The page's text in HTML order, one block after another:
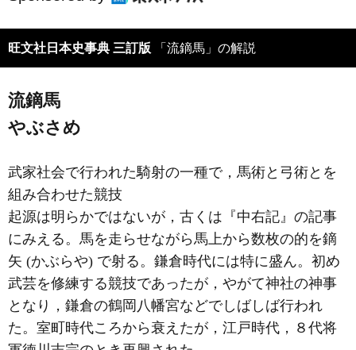
旺文社日本史事典 三訂版 「流鏑馬」の解説
流鏑馬
やぶさめ
武家社会で行われた騎射の一種で，馬術と弓術とを
組み合わせた競技
起源は明らかではないが，古くは『中右記』の記事
にみえる。馬を走らせながら馬上から数枚の的を鏑
矢 (かぶらや) で射る。鎌倉時代には特に盛ん。初め
武芸を修練する競技であったが，やがて神社の神事
となり，鎌倉の鶴岡八幡宮などでしばしば行われ
た。室町時代ころから衰えたが，江戸時代，８代将